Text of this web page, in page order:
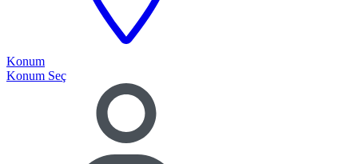
Konum
Konum Seç